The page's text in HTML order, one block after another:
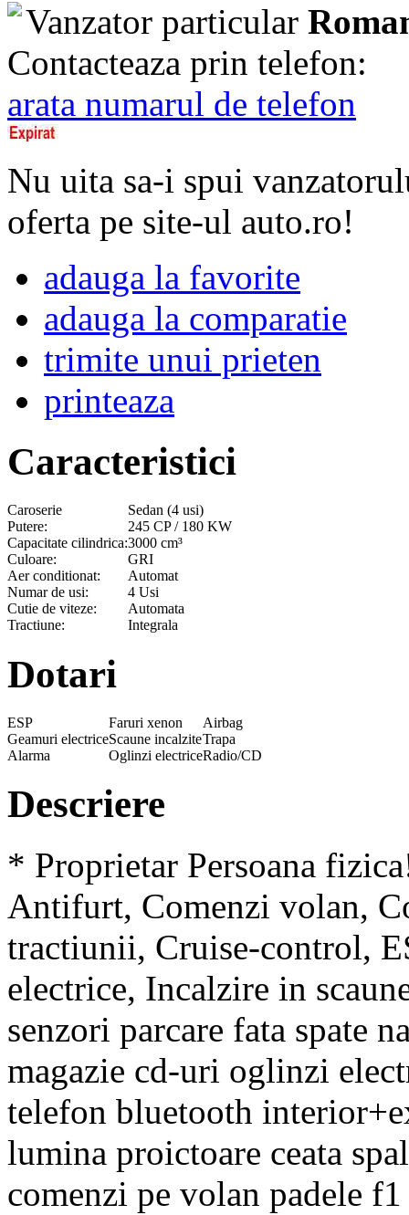
Vanzator particular
Contacteaza prin telefon:
arata numarul de telefon
Nu uita sa-i spui
oferta pe site-ul auto.ro!
adauga la favorite
adauga la comparatie
trimite unui prieten
printeaza
Caracteristici
Caroserie
Sedan (4 usi)
Putere:
245 CP / 180 KW
Capacitate cilindrica:3000 cm³
Culoare:
GRI
Aer conditionat:
Automat
Numar de usi:
4 Usi
Cutie de viteze:
Automata
Tractiune:
Integrala
Dotari
ESP Faruri xenon
Airbag
Geamuri electriceScaune incalziteTrapa
Alarma
Oglinzi electriceRadio/CD
Descriere
* Proprietar Persoana
Antifurt, Comenzi volan,
tractiunii, Cruise-control,
electrice, Incalzire in
senzori parcare fata spate
magazie cd-uri oglinzi
telefon bluetooth
lumina proictoare ceata
comenzi pe volan padele